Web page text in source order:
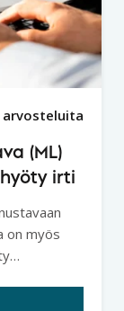
arvosteluita
(ML)
irti
on myös